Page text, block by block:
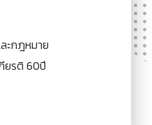
ะกฎหมาย
ยรติ 60ปี